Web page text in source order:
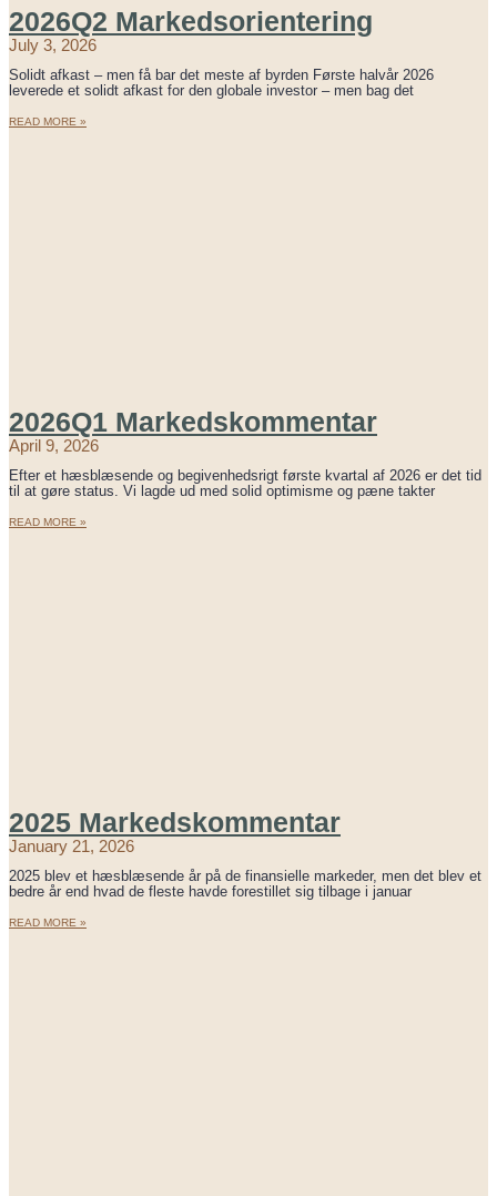
2026Q2 Markedsorientering
July 3, 2026
Solidt afkast – men få bar det meste af byrden Første halvår 2026
leverede et solidt afkast for den globale investor – men bag det
READ MORE »
2026Q1 Markedskommentar
April 9, 2026
Efter et hæsblæsende og begivenhedsrigt første kvartal af 2026 er det tid
til at gøre status. Vi lagde ud med solid optimisme og pæne takter
READ MORE »
2025 Markedskommentar
January 21, 2026
2025 blev et hæsblæsende år på de finansielle markeder, men det blev et
bedre år end hvad de fleste havde forestillet sig tilbage i januar
READ MORE »